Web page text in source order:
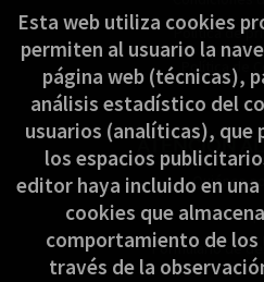
Política de
Política de
ATENCIÓN
Quiénes
Pedidos
Formulario de
Esta web utiliza cookies
permiten al usuario la
página web (técnicas),
análisis estadístico del
usuarios (analíticas), que
los espacios
editor haya incluido en
cookies que
comportamiento de los
través de la